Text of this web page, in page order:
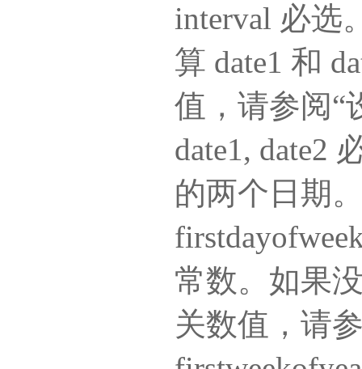
interval 必选
算 date1 和
值，请参阅“
date1, date2
的两个日期
常数。如果
关数值，请